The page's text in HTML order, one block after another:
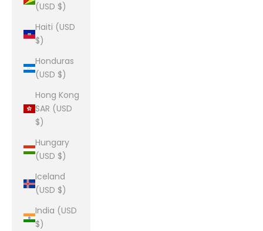
(USD $)
Haiti (USD
$)
Honduras
(USD $)
Hong Kong
SAR (USD
$)
Hungary
(USD $)
Iceland
(USD $)
India (USD
$)